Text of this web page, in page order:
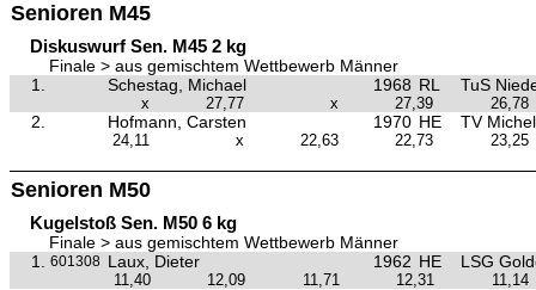
Senioren M45
Diskuswurf Sen. M45 2 kg
Finale > aus gemischtem Wettbewerb Männer
1.
Schestag, Michael 1968 RL TuS
x 27,77 x 27,39 26,78
2. Hofmann, Carsten 1970 HE TV
24,11 x 22,63 22,73 23,25
Senioren M50
Kugelstoß Sen. M50 6 kg
Finale > aus gemischtem Wettbewerb Männer
1.
601308 Laux, Dieter 1962 HE LSG
11,40 12,09 11,71 12,31 11,14